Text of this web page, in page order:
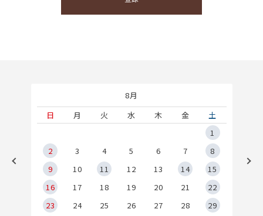
8月
日
月 火 水 木 金
土
1
2
3 4 5 6 7
8
9
10 11 12 13 14
15
16
17 18 19 20 21
22
23
24 25 26 27 28
29